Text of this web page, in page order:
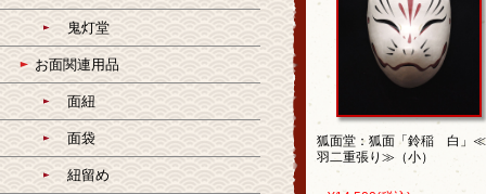
狐面堂：狐面「鈴稲 白」≪
羽二重張り≫（小）
鬼灯堂
お面関連用品
面紐
面袋
紐留め